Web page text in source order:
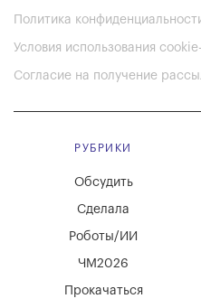
Политика
Условия использования
Согласие на получение
РУБРИКИ
Обсудить
Сделала
Роботы/ИИ
ЧМ2026
Прокачаться